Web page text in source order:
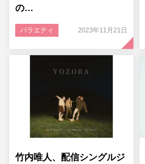
の…
バラエティ 2023年11月21日
竹内唯人、配信シングルジ